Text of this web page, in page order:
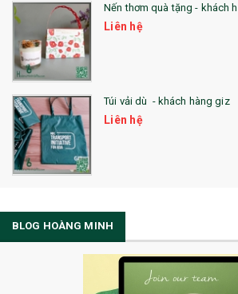
Nến thơm quà tặng - khách
Liên hệ
Túi vải dù - khách hàng giz
Liên hệ
BLOG HOÀNG MINH